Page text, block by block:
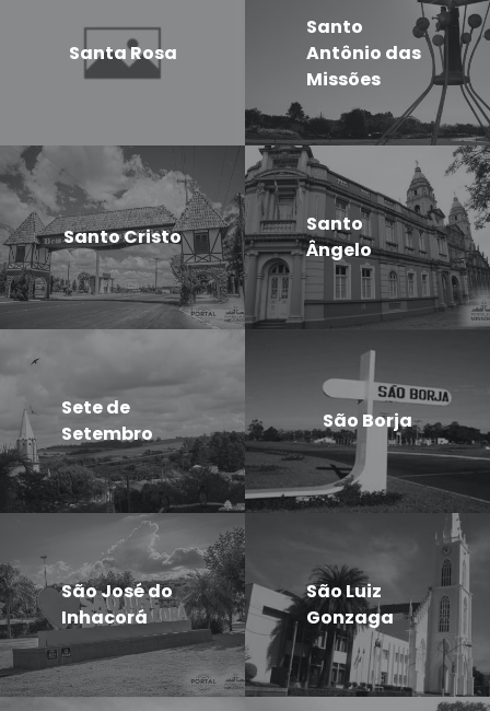
Santa Rosa
Santo
Antônio das
Missões
Santo Cristo
Santo
Ângelo
Sete de
Setembro
São Borja
São José do
Inhacorá
São Luiz
Gonzaga